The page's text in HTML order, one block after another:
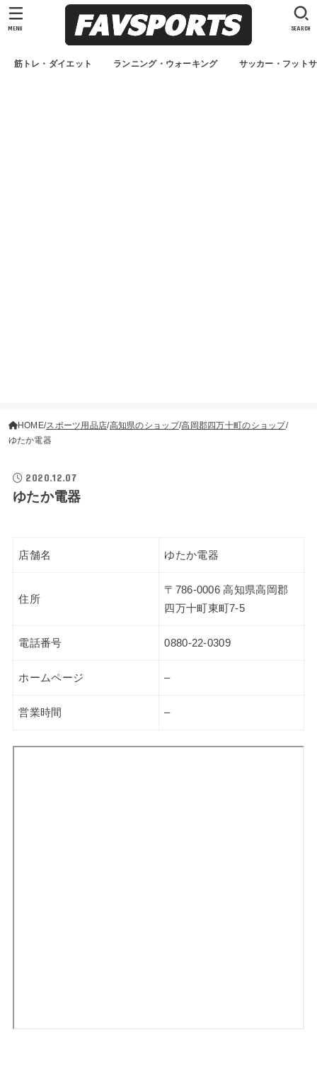
筋トレ・ダイエット ランニング・ウォーキング サッカー・フット
SEARCH
MENU
HOME スポーツ用品店 高知県のショップ 高岡郡四万十町のショップ
ゆたか電器
2020.12.07
ゆたか電器
店舗名 ゆたか電器
住所
〒786-0006 高知県高岡郡
四万十町東町7-5
電話番号 0880-22-0309
ホームページ –
営業時間 –